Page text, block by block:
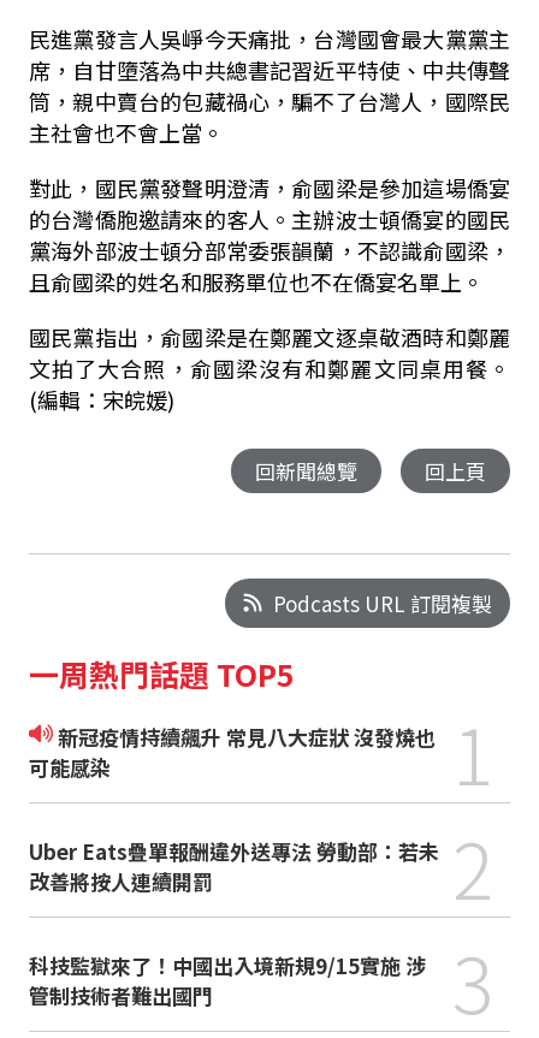
民進黨發言人吳崢今天痛批，台灣國會最大黨黨主
席，自甘墮落為中共總書記習近平特使、中共傳聲
筒，親中賣台的包藏禍心，騙不了台灣人，國際民
主社會也不會上當。
對此，國民黨發聲明澄清，俞國梁是參加這場僑宴
的台灣僑胞邀請來的客人。主辦波士頓僑宴的國民
黨海外部波士頓分部常委張韻蘭，不認識俞國梁，
且俞國梁的姓名和服務單位也不在僑宴名單上。
國民黨指出，俞國梁是在鄭麗文逐桌敬酒時和鄭麗
文拍了大合照，俞國梁沒有和鄭麗文同桌用餐。
(編輯：宋皖媛)
回新聞總覽 回上頁
Podcasts URL 訂閱複製
一周熱門話題 TOP5
新冠疫情持續飆升 常見八大症狀 沒發燒也
可能感染
1
Uber Eats疊單報酬違外送專法 勞動部：若未
改善將按人連續開罰
2
科技監獄來了！中國出入境新規9/15實施 涉
管制技術者難出國門
3